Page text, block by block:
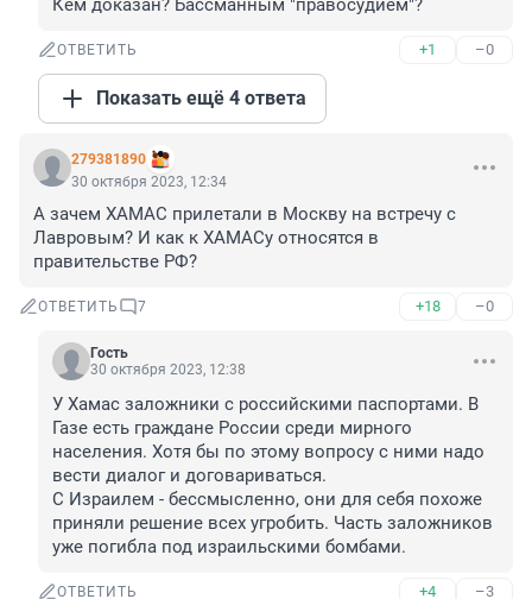
Кем доказан? Бассманным "правосудием"?
ОТВЕТИТЬ +1 –0
Показать ещё 4 ответа
279381890
30 октября 2023, 12:34
А зачем ХАМАС прилетали в Москву на встречу с
Лавровым? И как к ХАМАСу относятся в
правительстве РФ?
ОТВЕТИТЬ 7 +18 –0
Гость
30 октября 2023, 12:38
У Хамас заложники с российскими паспортами. В
Газе есть граждане России среди мирного
населения. Хотя бы по этому вопросу с ними надо
вести диалог и договариваться.
С Израилем - бессмысленно, они для себя похоже
приняли решение всех угробить. Часть заложников
уже погибла под израильскими бомбами.
ОТВЕТИТЬ +4 –3